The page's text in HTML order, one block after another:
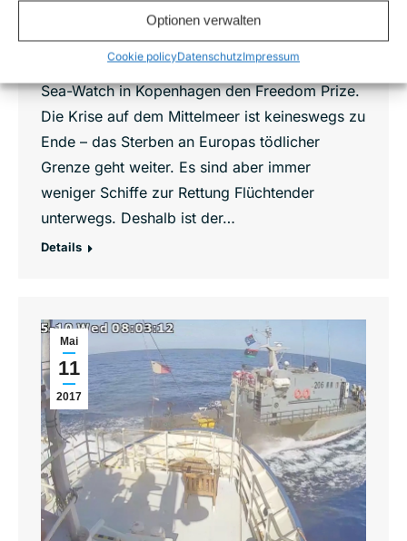
Optionen verwalten
Cookie policyDatenschutzImpressum
Kurz bevor das neue Sea-Watch Flaggschiff am
3. November zur ersten Mission ausläuft,
verleiht Dänemarks größte Zeitung Politiken
Sea-Watch in Kopenhagen den Freedom Prize.
Die Krise auf dem Mittelmeer ist keineswegs zu
Ende – das Sterben an Europas tödlicher
Grenze geht weiter. Es sind aber immer
weniger Schiffe zur Rettung Flüchtender
unterwegs. Deshalb ist der…
Details
Mai
11
2017